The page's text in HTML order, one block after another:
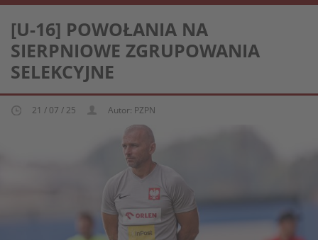
REPREZENTACJA MŁODZIEŻOWA U-16
[U-16] POWOŁANIA NA
SIERPNIOWE ZGRUPOWANIA
SELEKCYJNE
21 / 07 / 25 Autor: PZPN